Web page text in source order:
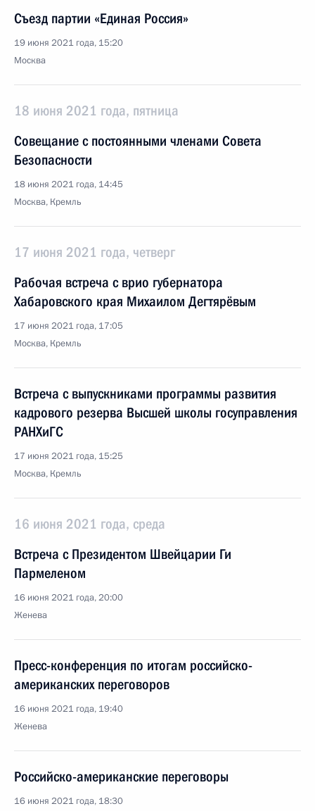
Съезд партии «Единая Россия»
19 июня 2021 года, 15:20
Москва
18 июня 2021 года, пятница
Совещание с постоянными членами Совета
Безопасности
18 июня 2021 года, 14:45
Москва, Кремль
17 июня 2021 года, четверг
Рабочая встреча с врио губернатора
Хабаровского края Михаилом Дегтярёвым
17 июня 2021 года, 17:05
Москва, Кремль
Встреча с выпускниками программы развития
кадрового резерва Высшей школы госуправления
РАНХиГС
17 июня 2021 года, 15:25
Москва, Кремль
16 июня 2021 года, среда
Встреча с Президентом Швейцарии Ги
Пармеленом
16 июня 2021 года, 20:00
Женева
Пресс-конференция по итогам российско-
американских переговоров
16 июня 2021 года, 19:40
Женева
Российско-американские переговоры
16 июня 2021 года, 18:30